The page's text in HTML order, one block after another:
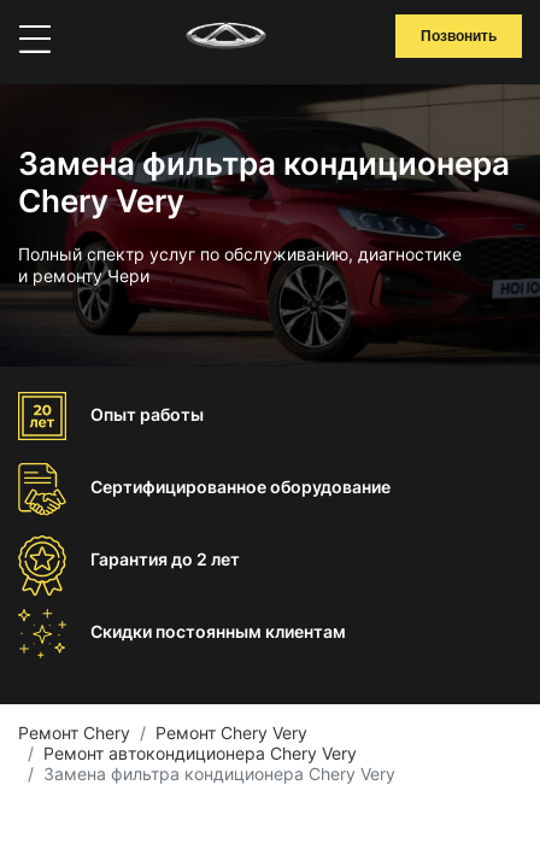
Позвонить
Замена фильтра кондиционера
Chery Very
Полный спектр услуг по обслуживанию, диагностике
и ремонту Чери
Опыт работы
Сертифицированноеоборудование
Гарантиядо 2 лет
Скидки постоянным клиентам
Ремонт Chery
Ремонт Chery Very
Ремонт автокондиционера Chery Very
Замена фильтра кондиционера Chery Very